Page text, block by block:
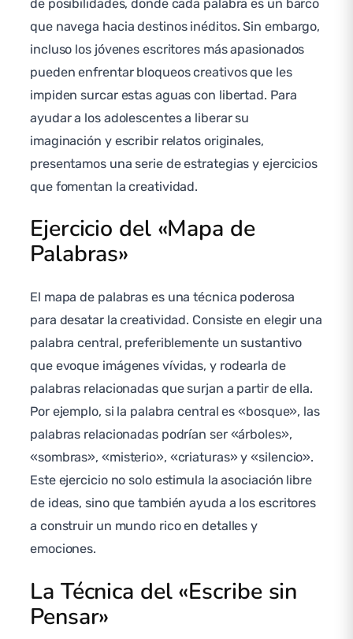
de posibilidades, donde cada palabra es un barco
que navega hacia destinos inéditos. Sin embargo,
incluso los jóvenes escritores más apasionados
pueden enfrentar bloqueos creativos que les
impiden surcar estas aguas con libertad. Para
ayudar a los adolescentes a liberar su
imaginación y escribir relatos originales,
presentamos una serie de estrategias y ejercicios
que fomentan la creatividad.
Ejercicio del «Mapa de
Palabras»
El mapa de palabras es una técnica poderosa
para desatar la creatividad. Consiste en elegir una
palabra central, preferiblemente un sustantivo
que evoque imágenes vívidas, y rodearla de
palabras relacionadas que surjan a partir de ella.
Por ejemplo, si la palabra central es «bosque», las
palabras relacionadas podrían ser «árboles»,
«sombras», «misterio», «criaturas» y «silencio».
Este ejercicio no solo estimula la asociación libre
de ideas, sino que también ayuda a los escritores
a construir un mundo rico en detalles y
emociones.
La Técnica del «Escribe sin
Pensar»